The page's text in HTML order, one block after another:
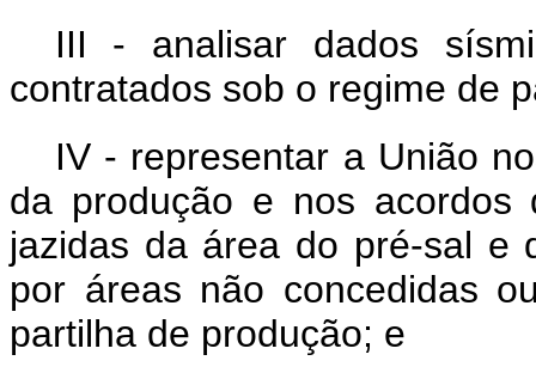
III - analisar dados
contratados sob o regime de
IV - representar a União
da produção e nos acordos
jazidas da área do pré-sal e
por áreas não concedidas
partilha de produção; e